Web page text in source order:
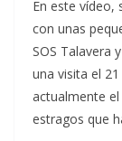
En este vídeo,
con unas
SOS Talavera
una visita el
actualmente
estragos que